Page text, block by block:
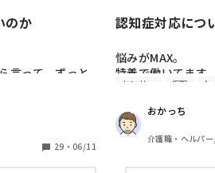
のか
言って、ずっと
た立ってトイレ
いから、薬飲
なりそうです。
かしくなりそうで
も頭の片隅にあっ
29 ・ 06/11
認知症対応につ
悩みがMAX。
特養で働いてます
職員の拒否が強い
以前は歩行器仕様
ため、転倒リスク
夜勤時にトイレ
に立とうとしセ
センサー 仮眠 ト
おかっち
介護職・ヘルパ